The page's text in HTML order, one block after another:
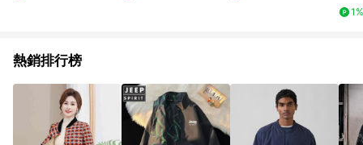
1%
熱銷排行榜